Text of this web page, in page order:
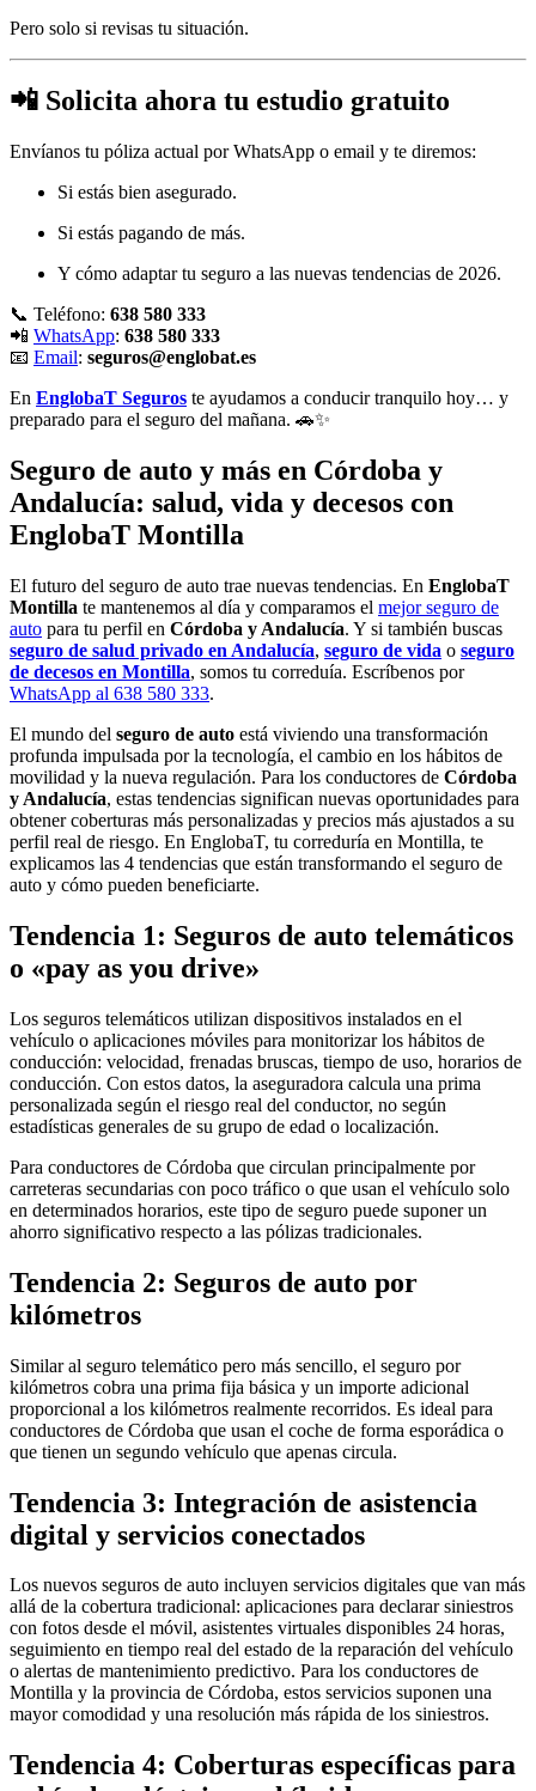
Pero solo si revisas tu situación.
📲 Solicita ahora tu estudio gratuito
Envíanos tu póliza actual por WhatsApp o email y te diremos:
Si estás bien asegurado.
Si estás pagando de más.
Y cómo adaptar tu seguro a las nuevas tendencias de 2026.
📞 Teléfono: 638 580 333
📲 WhatsApp: 638 580 333
📧 Email: seguros@englobat.es
En EnglobaT Seguros te ayudamos a conducir tranquilo hoy… y
preparado para el seguro del mañana. 🚗✨
Seguro de auto y más en Córdoba y
Andalucía: salud, vida y decesos con
EnglobaT Montilla
El futuro del seguro de auto trae nuevas tendencias. En EnglobaT
Montilla te mantenemos al día y comparamos el mejor seguro de
auto para tu perfil en Córdoba y Andalucía. Y si también buscas
seguro de salud privado en Andalucía, seguro de vida o seguro
de decesos en Montilla, somos tu correduía. Escríbenos por
WhatsApp al 638 580 333.
El mundo del seguro de auto está viviendo una transformación
profunda impulsada por la tecnología, el cambio en los hábitos de
movilidad y la nueva regulación. Para los conductores de Córdoba
y Andalucía, estas tendencias significan nuevas oportunidades para
obtener coberturas más personalizadas y precios más ajustados a su
perfil real de riesgo. En EnglobaT, tu correduría en Montilla, te
explicamos las 4 tendencias que están transformando el seguro de
auto y cómo pueden beneficiarte.
Tendencia 1: Seguros de auto telemáticos
o «pay as you drive»
Los seguros telemáticos utilizan dispositivos instalados en el
vehículo o aplicaciones móviles para monitorizar los hábitos de
conducción: velocidad, frenadas bruscas, tiempo de uso, horarios de
conducción. Con estos datos, la aseguradora calcula una prima
personalizada según el riesgo real del conductor, no según
estadísticas generales de su grupo de edad o localización.
Para conductores de Córdoba que circulan principalmente por
carreteras secundarias con poco tráfico o que usan el vehículo solo
en determinados horarios, este tipo de seguro puede suponer un
ahorro significativo respecto a las pólizas tradicionales.
Tendencia 2: Seguros de auto por
kilómetros
Similar al seguro telemático pero más sencillo, el seguro por
kilómetros cobra una prima fija básica y un importe adicional
proporcional a los kilómetros realmente recorridos. Es ideal para
conductores de Córdoba que usan el coche de forma esporádica o
que tienen un segundo vehículo que apenas circula.
Tendencia 3: Integración de asistencia
digital y servicios conectados
Los nuevos seguros de auto incluyen servicios digitales que van más
allá de la cobertura tradicional: aplicaciones para declarar siniestros
con fotos desde el móvil, asistentes virtuales disponibles 24 horas,
seguimiento en tiempo real del estado de la reparación del vehículo
o alertas de mantenimiento predictivo. Para los conductores de
Montilla y la provincia de Córdoba, estos servicios suponen una
mayor comodidad y una resolución más rápida de los siniestros.
Tendencia 4: Coberturas específicas para